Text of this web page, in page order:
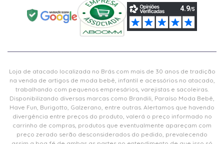
Loja de atacado localizada no Brás com mais de 30 anos de tradição
na venda de artigos de moda bebê, infantil e acessórios no atacado,
trabalhando com pequenos empresários, varejistas e sacoleiras.
Disponibilizando diversas marcas como Brandili, Paraíso Moda Bebê,
Have Fun, Burigotto, Galzerano, entre outras. Alertamos que havendo
divergência entre preços do produto, valerá o preço informado no
carrinho de compras, produtos que eventualmente apareçam com
preço zerado serão desconsiderados do pedido, prevalecendo